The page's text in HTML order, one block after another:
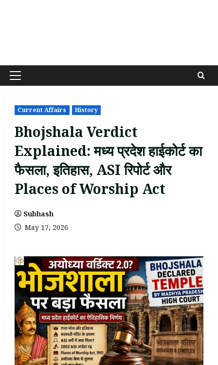
Primary
Current Affairs History
Bhojshala Verdict
Explained: मध्य प्रदेश हाईकोर्ट का
फैसला, इतिहास, ASI रिपोर्ट और
Places of Worship Act
Subhash
May 17, 2026